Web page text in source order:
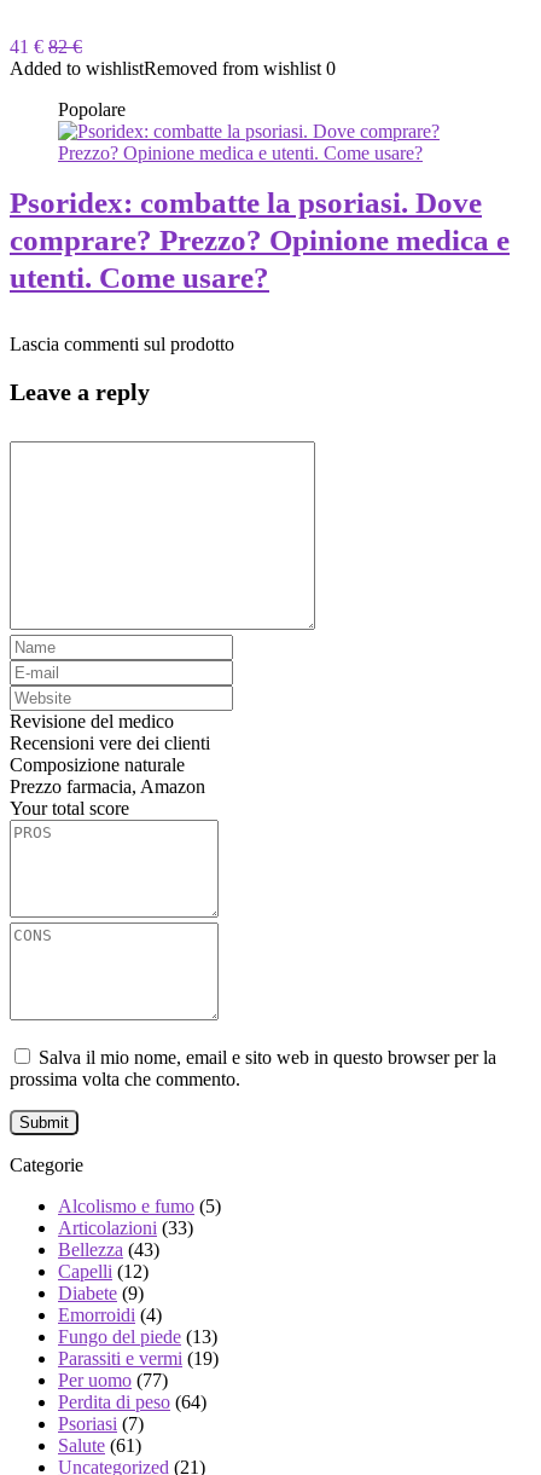
41 € 82 €
Added to wishlistRemoved from wishlist 0
Popolare
Psoridex: combatte la psoriasi. Dove
comprare? Prezzo? Opinione medica e
utenti. Come usare?
Lascia commenti sul prodotto
Leave a reply
Revisione del medico
Recensioni vere dei clienti
Composizione naturale
Prezzo farmacia, Amazon
Your total score
Salva il mio nome, email e sito web in questo browser per la
prossima volta che commento.
Categorie
Alcolismo e fumo (5)
Articolazioni (33)
Bellezza (43)
Capelli (12)
Diabete (9)
Emorroidi (4)
Fungo del piede (13)
Parassiti e vermi (19)
Per uomo (77)
Perdita di peso (64)
Psoriasi (7)
Salute (61)
Uncategorized (21)